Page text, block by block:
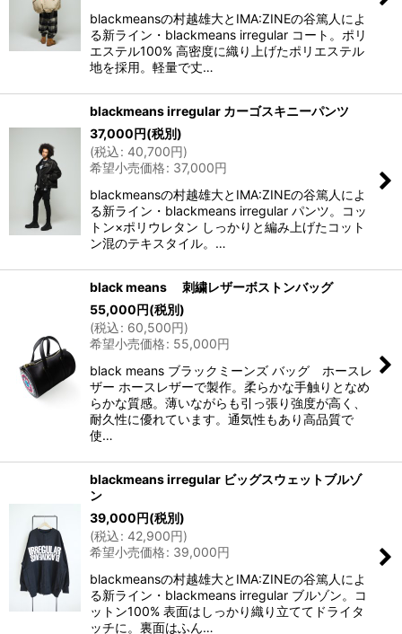
blackmeansの村越雄大とIMA:ZINEの谷篤人によ
る新ライン・blackmeans irregular コート。ポリ
エステル100% 高密度に織り上げたポリエステル
地を採用。軽量で丈…
blackmeans irregular カーゴスキニーパンツ
37,000円(税別)
(税込: 40,700円)
希望小売価格: 37,000円
blackmeansの村越雄大とIMA:ZINEの谷篤人によ
る新ライン・blackmeans irregular パンツ。コッ
トン×ポリウレタン しっかりと編み上げたコット
ン混のテキスタイル。…
black means 刺繍レザーボストンバッグ
55,000円(税別)
(税込: 60,500円)
希望小売価格: 55,000円
black means ブラックミーンズ バッグ ホースレ
ザー ホースレザーで製作。柔らかな手触りとなめ
らかな質感。薄いながらも引っ張り強度が高く、
耐久性に優れています。通気性もあり高品質で
使…
blackmeans irregular ビッグスウェットブルゾ
ン
39,000円(税別)
(税込: 42,900円)
希望小売価格: 39,000円
blackmeansの村越雄大とIMA:ZINEの谷篤人によ
る新ライン・blackmeans irregular ブルゾン。コ
ットン100% 表面はしっかり織り立ててドライタ
ッチに。裏面はふん…